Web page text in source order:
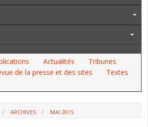
Actualités
Tribunes
de la presse et des sites
Textes
ARCHIVES MAI 2015